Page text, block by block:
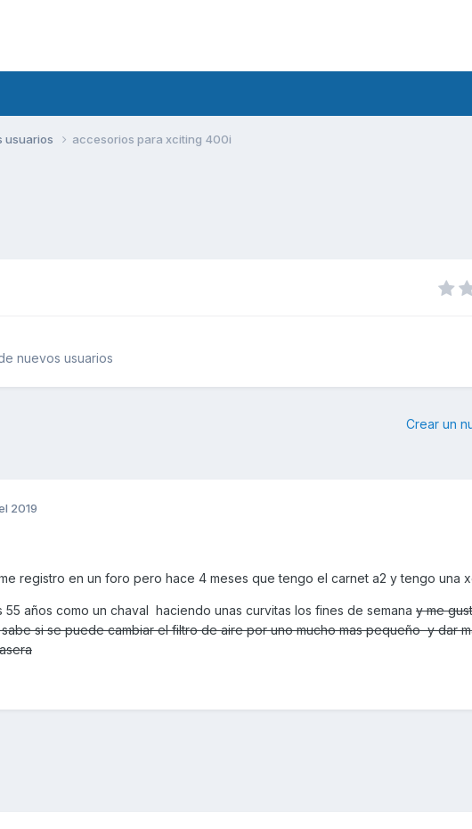
usuarios accesorios para xciting 400i
nuevos usuarios
Crear un
2019
registro en un foro pero hace 4 meses que tengo el carnet a2 y tengo una
55 años como un chaval haciendo unas curvitas los fines de semana y me
si se puede cambiar el filtro de aire por uno mucho mas pequeño y dar